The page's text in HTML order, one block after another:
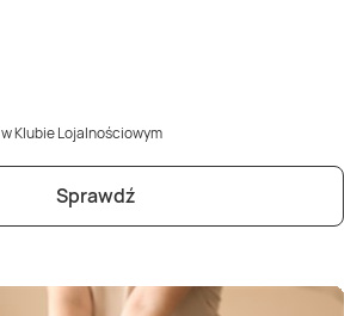
w Klubie Lojalnościowym
Sprawdź